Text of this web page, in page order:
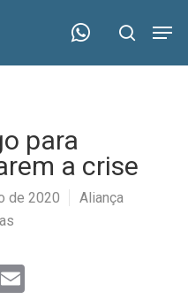
search
para
a crise
de 2020
Aliança
Email